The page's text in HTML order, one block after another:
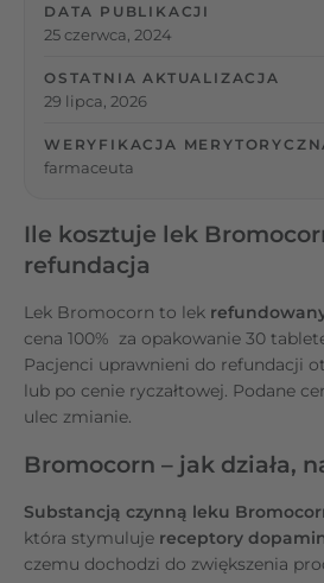
DATA PUBLIKACJI
25 czerwca, 2024
OSTATNIA AKTUALIZACJA
29 lipca, 2026
WERYFIKACJA
farmaceuta
Ile kosztuje lek
refundacja
Lek Bromocorn to lek
cena 100% za opakowanie 30
Pacjenci uprawnieni do refundacji
lub po cenie ryczałtowej. Podane
ulec zmianie.
Bromocorn – jak działa,
Substancją czynną leku
która stymuluje receptory
czemu dochodzi do zwiększenia